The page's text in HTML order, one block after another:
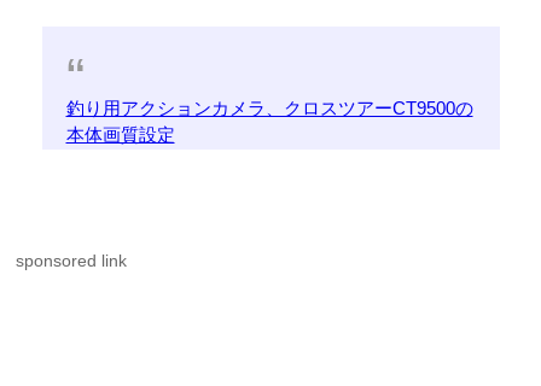
釣り用アクションカメラ、クロスツアーCT9500の
本体画質設定
sponsored link